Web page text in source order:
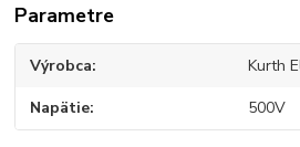
Parametre
Výrobca Kurth
Napätie 500V